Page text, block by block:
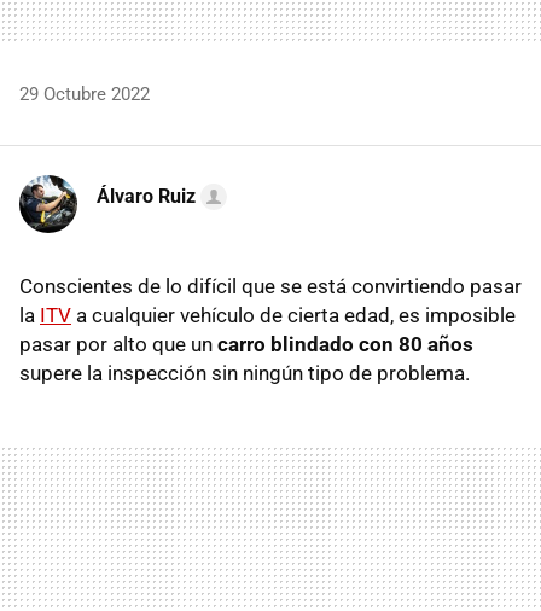
29 Octubre 2022
Álvaro Ruiz
Conscientes de lo difícil que se está convirtiendo pasar
la ITV a cualquier vehículo de cierta edad, es imposible
pasar por alto que un carro blindado con 80 años
supere la inspección sin ningún tipo de problema.